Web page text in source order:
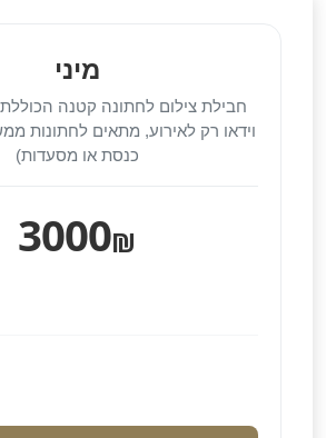
מיני
חבילת צילום לחתונה קטנה
וידאו רק לאירוע, מתאים לחתונות
כנסת או מסעדות)
₪
3000